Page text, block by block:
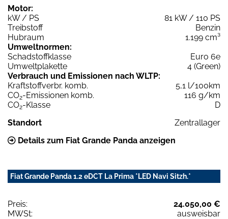
Motor:
kW / PS
81 kW / 110 PS
Treibstoff
Benzin
Hubraum
1.199 cm³
Umweltnormen:
Schadstoffklasse
Euro 6e
Umweltplakette
4 (Green)
Verbrauch und Emissionen nach WLTP:
Kraftstoffverbr. komb.
5,1 l/100km
CO2-Emissionen komb.
116 g/km
CO2-Klasse
D
Standort
Zentrallager
Details zum Fiat Grande Panda anzeigen
Fiat Grande Panda 1.2 eDCT La Prima *LED Navi Sitzh.*
Preis:
24.050,00 €
MWSt:
ausweisbar